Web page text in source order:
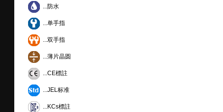
...防水
...单手指
...双手指
...薄片晶圆
...CE標註
...JEL标准
...KCs標註